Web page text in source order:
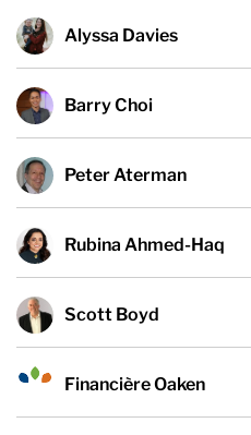
Alyssa Davies
Barry Choi
Peter Aterman
Rubina Ahmed-Haq
Scott Boyd
Financière Oaken